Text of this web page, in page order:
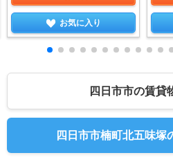
お気に入り
四日市市の賃貸
四日市市楠町北五味塚